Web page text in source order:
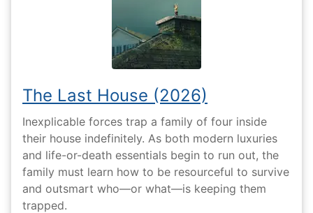
The Last House (2026)
Inexplicable forces trap a family of four inside
their house indefinitely. As both modern luxuries
and life-or-death essentials begin to run out, the
family must learn how to be resourceful to survive
and outsmart who—or what—is keeping them
trapped.